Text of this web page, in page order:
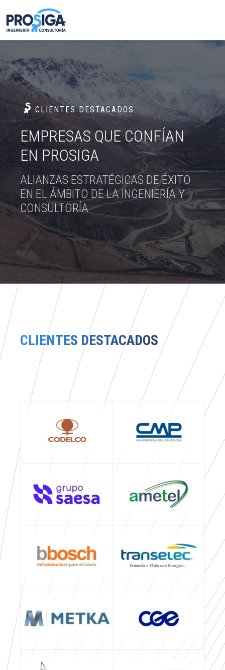
CLIENTES DESTACADOS
EMPRESAS QUE CONFÍAN
EN PROSIGA
ALIANZAS ESTRATÉGICAS DE ÉXITO
EN EL ÁMBITO DE LA INGENIERÍA Y
CONSULTORÍA
CLIENTES DESTACADOS